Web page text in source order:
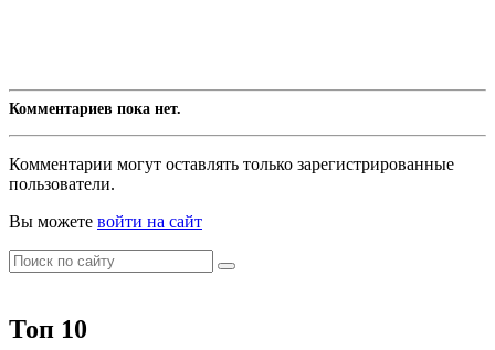
Комментариев пока нет.
Комментарии могут оставлять только зарегистрированные
пользователи.
Вы можете войти на сайт
Топ 10